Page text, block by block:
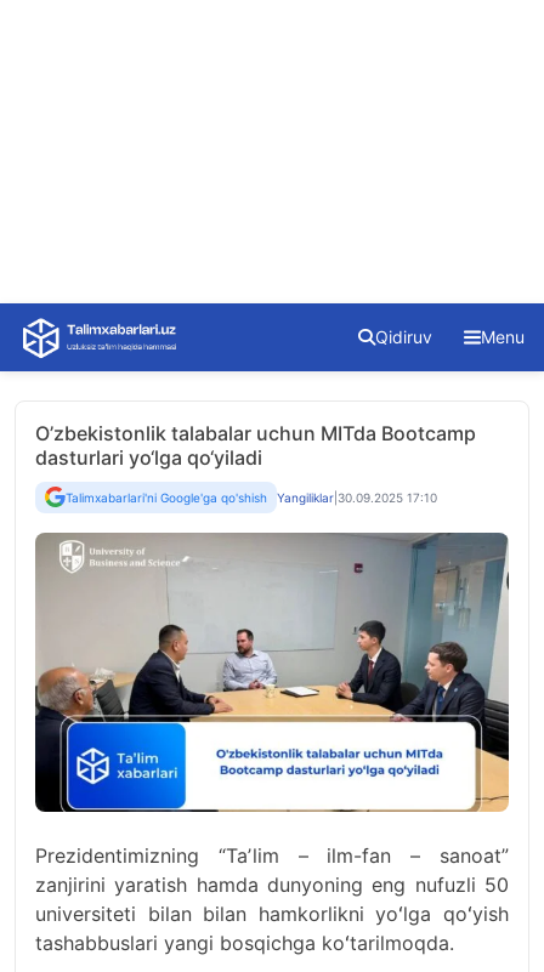
Skip
content
Qidiruv Menu
O’zbekistonlik talabalar uchun MITda Bootcamp
dasturlari yo‘lga qo‘yiladi
Talimxabarlari'ni Google'ga qo'shish Yangiliklar 30.09.2025 17:10
Prezidentimizning “Taʼlim – ilm-fan – sanoat”
zanjirini yaratish hamda dunyoning eng nufuzli 50
universiteti bilan bilan hamkorlikni yoʻlga qoʻyish
tashabbuslari yangi bosqichga koʻtarilmoqda.